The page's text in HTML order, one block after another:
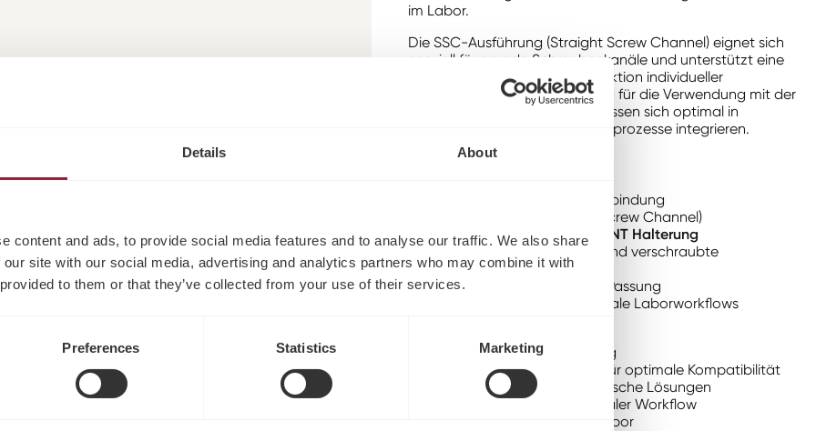
Details About
content and ads, to provide social media features and to analyse our traffic. We also share
site with our social media, advertising and analytics partners who may combine it with
to them or that they’ve collected from your use of their services.
Preferences Statistics Marketing
im Labor.
Die SSC-Ausführung (Straight Screw Channel) eignet sich
speziell für gerade Schraubenkanäle und unterstützt eine
einfache sowie präzise Konstruktion individueller
Restaurationen. Die Blanks sind für die Verwendung mit der
ausgelegt und lassen sich optimal in
bestehende digitale Fertigungsprozesse integrieren.
Produktbeschreibung:
Original Neoss Implantatverbindung
SSC-Ausführung (Straight Screw Channel)
Für die Verwendung mit der
NT Halterung
Für individuelle Abutments und verschraubte
Konstruktionen
Hohe Präzision und sichere Passung
Effiziente Integration in digitale Laborworkflows
Präzise CAD/CAM-Fertigung
Original Neoss Verbindung für optimale Kompatibilität
Ideal für individuelle prothetische Lösungen
Stabiler und effizienter digitaler Workflow
Einfache Verarbeitung im Labor